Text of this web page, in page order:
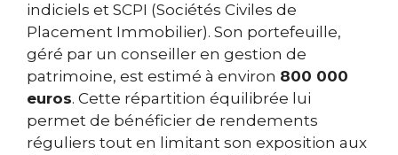
indiciels et SCPI (Sociétés Civiles de
Placement Immobilier). Son portefeuille,
géré par un conseiller en gestion de
patrimoine, est estimé à environ 800 000
euros. Cette répartition équilibrée lui
permet de bénéficier de rendements
réguliers tout en limitant son exposition aux